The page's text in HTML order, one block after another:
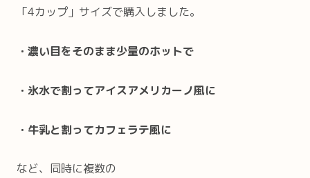
「4カップ」サイズで購入しました。
・濃い目をそのまま少量のホットで
・氷水で割ってアイスアメリカーノ風に
・牛乳と割ってカフェラテ風に
など、同時に複数の